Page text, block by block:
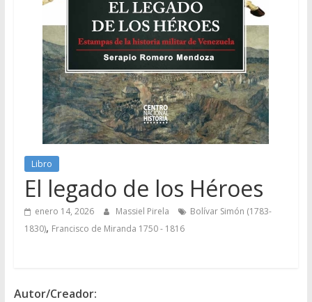
Libro
El legado de los Héroes
enero 14, 2026 Massiel Pirela
Bolívar Simón (1783-
1830), Francisco de Miranda 1750 - 1816
Autor/Creador: